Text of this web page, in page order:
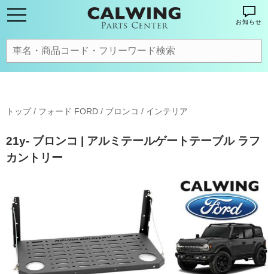
お知らせ
トップ/ フォード FORD / ブロンコ / インテリア
21y- ブロンコ | アルミテールゲートテーブル ラフ
カントリー